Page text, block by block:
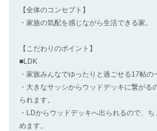
【全体のコンセプト】
・家族の気配を感じながら生活できる家。
【こだわりのポイント】
■LDK
・家族みんなでゆったりと過ごせる17帖の
・大きなサッシからウッドデッキに繋がる
られます。
・LDからウッドデッキへ出られるので、
めます。